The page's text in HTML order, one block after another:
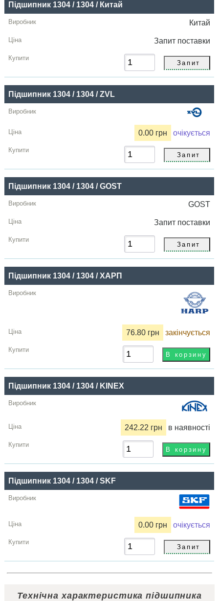
Назва
Виробник
Радіальний
грн
Купити
Підшипник 1304 / 1304 / Китай
Китай
Запит поставки
Підшипник 1304 / 1304 / ZVL
0.00 грн очікується
Підшипник 1304 / 1304 / GOST
GOST
Запит поставки
Підшипник 1304 / 1304 / ХАРП
76.80 грн закінчується
Підшипник 1304 / 1304 / KINEX
242.22 грн в наявності
Підшипник 1304 / 1304 / SKF
0.00 грн очікується
Технічна характеристика підшипника